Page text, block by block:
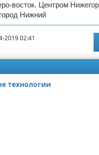
восток. Центром
Нижний
2019 02:41
технологии